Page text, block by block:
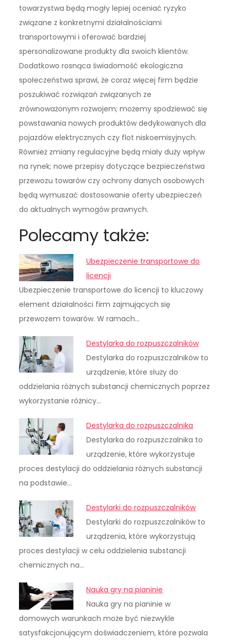
towarzystwa będą mogły lepiej oceniać ryzyko
związane z konkretnymi działalnościami
transportowymi i oferować bardziej
spersonalizowane produkty dla swoich klientów.
Dodatkowo rosnąca świadomość ekologiczna
społeczeństwa sprawi, że coraz więcej firm będzie
poszukiwać rozwiązań związanych ze
zrównoważonym rozwojem; możemy spodziewać się
powstawania nowych produktów dedykowanych dla
pojazdów elektrycznych czy flot niskoemisyjnych.
Również zmiany regulacyjne będą miały duży wpływ
na rynek; nowe przepisy dotyczące bezpieczeństwa
przewozu towarów czy ochrony danych osobowych
będą wymuszać dostosowanie oferty ubezpieczeń
do aktualnych wymogów prawnych.
Polecamy także:
Ubezpieczenie transportowe do
licencji
Ubezpieczenie transportowe do licencji to kluczowy
element działalności firm zajmujących się
przewozem towarów. W ramach…
Destylarka do rozpuszczalników
Destylarka do rozpuszczalników to
urządzenie, które służy do
oddzielania różnych substancji chemicznych poprzez
wykorzystanie różnicy…
Destylarka do rozpuszczalnika
Destylarka do rozpuszczalnika to
urządzenie, które wykorzystuje
proces destylacji do oddzielania różnych substancji
na podstawie…
Destylarki do rozpuszczalników
Destylarki do rozpuszczalników to
urządzenia, które wykorzystują
proces destylacji w celu oddzielenia substancji
chemicznych na…
Nauka gry na pianinie
Nauka gry na pianinie w
domowych warunkach może być niezwykle
satysfakcjonującym doświadczeniem, które pozwala